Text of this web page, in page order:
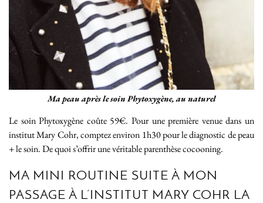
Ma peau après le soin Phytoxygène, au naturel
Le soin Phytoxygène coûte 59€. Pour une première venue dans un
institut Mary Cohr, comptez environ 1h30 pour le diagnostic de peau
+ le soin. De quoi s’offrir une véritable parenthèse cocooning.
MA MINI ROUTINE SUITE À MON
PASSAGE À L’INSTITUT MARY COHR LA